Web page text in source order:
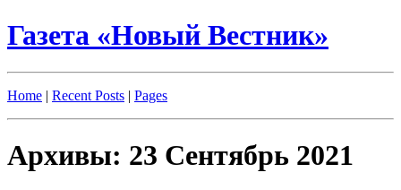
Газета «Новый Вестник»
Home | Recent Posts | Pages
Архивы: 23 Сентябрь 2021